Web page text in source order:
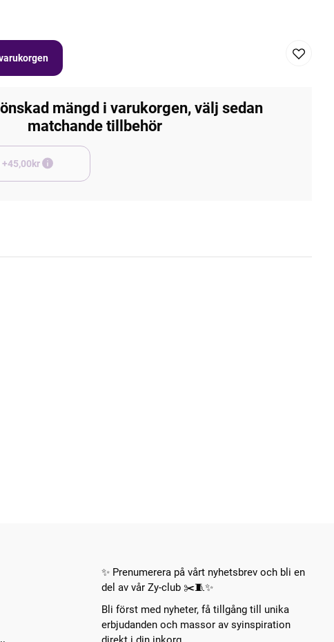
mängd i varukorgen, välj sedan
matchande tillbehör
Tråd matchande +45,00kr
✨ Prenumerera på vårt nyhetsbrev och bli en
del av vår Zy-club ✂️🧵✨
Bli först med nyheter, få tillgång till unika
erbjudanden och massor av syinspiration